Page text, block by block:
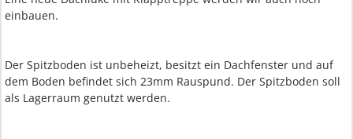
einbauen.
Der Spitzboden ist unbeheizt, besitzt ein Dachfenster und auf
dem Boden befindet sich 23mm Rauspund. Der Spitzboden soll
als Lagerraum genutzt werden.